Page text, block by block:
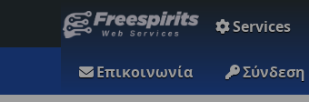
Services
Επικοινωνία Σύνδεση